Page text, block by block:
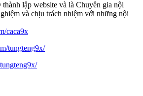
lập website và là Chuyên gia nội
và chịu trách nhiệm với những nội
caca9x
tungteng9x/